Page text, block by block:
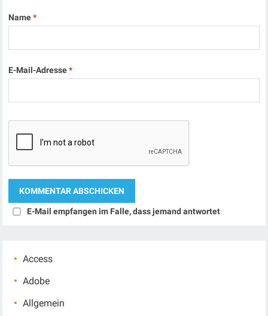
Name*
E-Mail-Adresse*
E-Mail empfangen im Falle, dass jemand antwortet
Access
Adobe
Allgemein